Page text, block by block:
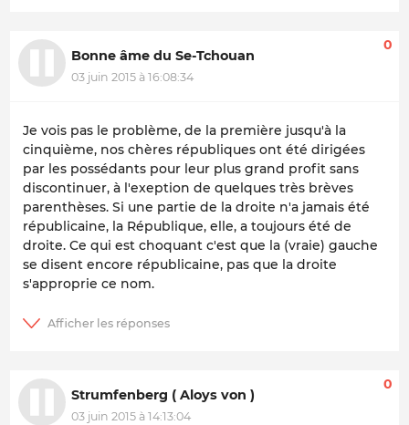
Bonne âme du Se-Tchouan
03 juin 2015 à 16:08:34
0
Je vois pas le problème, de la première jusqu'à la
cinquième, nos chères républiques ont été dirigées
par les possédants pour leur plus grand profit sans
discontinuer, à l'exeption de quelques très brèves
parenthèses. Si une partie de la droite n'a jamais été
républicaine, la République, elle, a toujours été de
droite. Ce qui est choquant c'est que la (vraie) gauche
se disent encore républicaine, pas que la droite
s'approprie ce nom.
Strumfenberg ( Aloys von )
03 juin 2015 à 14:13:04
0